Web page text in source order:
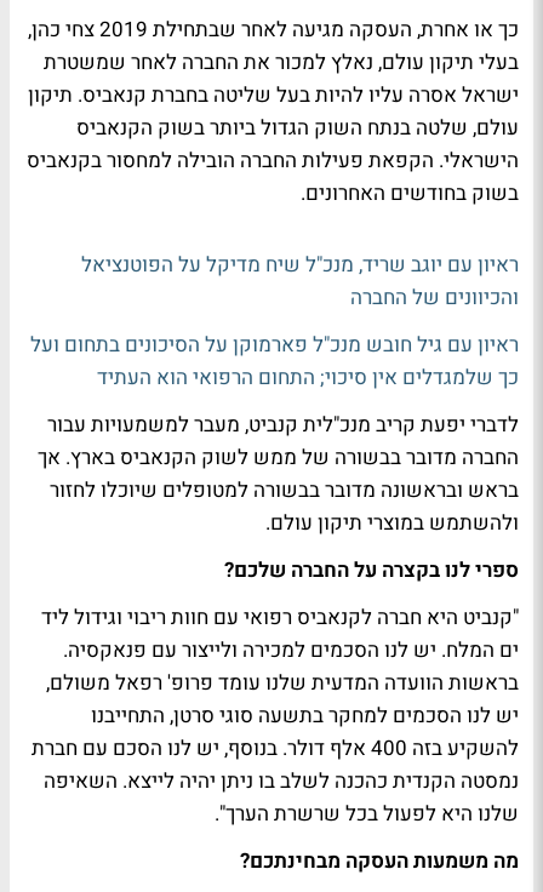
כך או אחרת, העסקה מגיעה לאחר שבתחילת 2019 צחי כהן,
בעלי תיקון עולם, נאלץ למכור את החברה לאחר שמשטרת
ישראל אסרה עליו להיות בעל שליטה בחברת קנאביס. תיקון
עולם, שלטה בנתח השוק הגדול ביותר בשוק הקנאביס
הישראלי. הקפאת פעילות החברה הובילה למחסור בקנאביס
בשוק בחודשים האחרונים.
ראיון עם יוגב שריד, מנכ"ל שיח מדיקל על הפוטנציאל
והכיוונים של החברה
ראיון עם גיל חובש מנכ"ל פארמוקן על הסיכונים בתחום ועל
כך שלמגדלים אין סיכוי; התחום הרפואי הוא העתיד
לדברי יפעת קריב מנכ"לית קנביט, מעבר למשמעויות עבור
החברה מדובר בבשורה של ממש לשוק הקנאביס בארץ. אך
בראש ובראשונה מדובר בבשורה למטופלים שיוכלו לחזור
ולהשתמש במוצרי תיקון עולם.
ספרי לנו בקצרה על החברה שלכם?
"קנביט היא חברה לקנאביס רפואי עם חוות ריבוי וגידול ליד
ים המלח. יש לנו הסכמים למכירה ולייצור עם פנאקסיה.
בראשות הוועדה המדעית שלנו עומד פרופ' רפאל משולם,
יש לנו הסכמים למחקר בתשעה סוגי סרטן, התחייבנו
להשקיע בזה 400 אלף דולר. בנוסף, יש לנו הסכם עם חברת
נמסטה הקנדית כהכנה לשלב בו ניתן יהיה לייצא. השאיפה
שלנו היא לפעול בכל שרשרת הערך".
מה משמעות העסקה מבחינתכם?